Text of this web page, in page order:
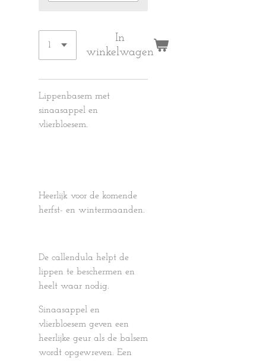
In
winkelwagen
Lippenbasem met
sinaasappel en
vlierbloesem.
Heerlijk voor de komende
herfst- en wintermaanden.
De callendula helpt de
lippen te beschermen en
heelt waar nodig.
Sinaasappel en
vlierbloesem geven een
heerlijke geur als de balsem
wordt opgewreven. Een